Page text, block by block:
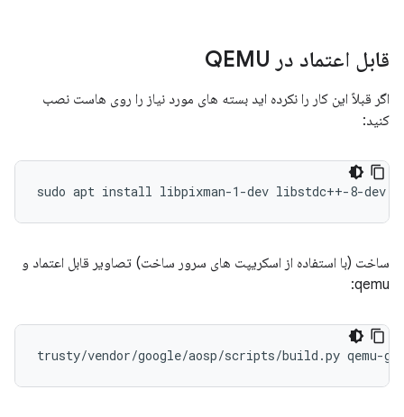
قابل اعتماد در QEMU
اگر قبلاً این کار را نکرده اید بسته های مورد نیاز را روی هاست نصب
کنید:
sudo apt install libpixman-1-dev libstdc++-8-dev
ساخت (با استفاده از اسکریپت های سرور ساخت) تصاویر قابل اعتماد و
qemu: